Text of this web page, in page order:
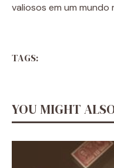
valiosos em um
TAGS:
YOU MIGHT